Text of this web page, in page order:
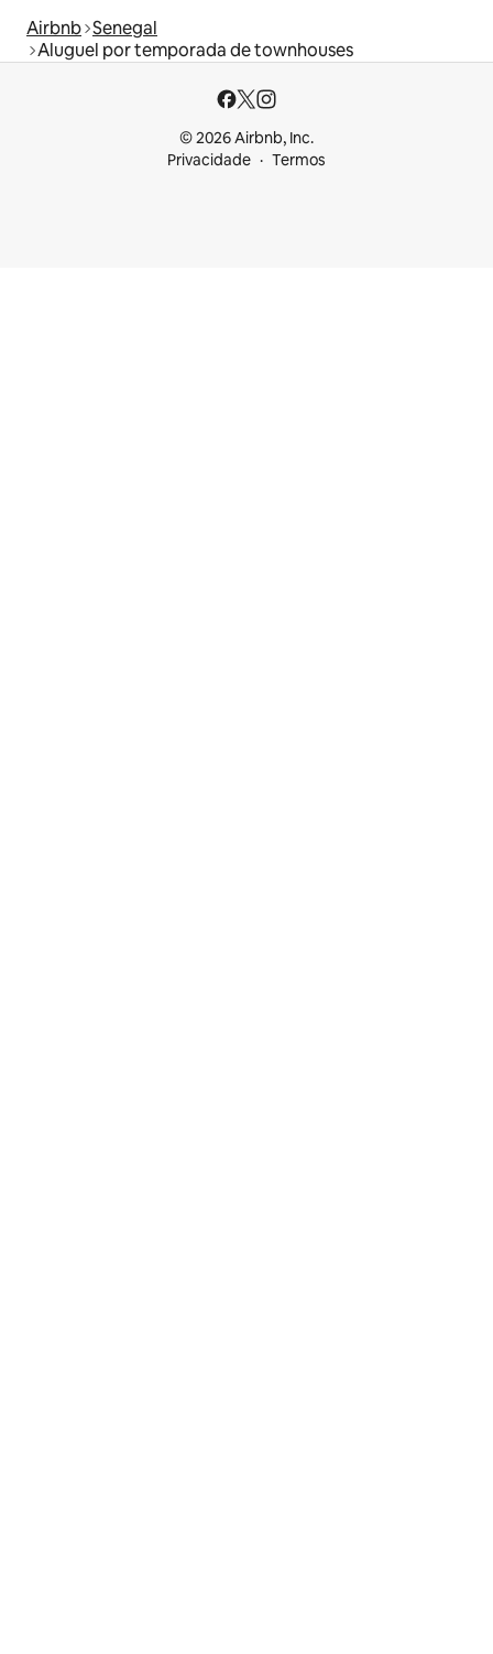
Airbnb Senegal
Aluguel por temporada de townhouses
© 2026 Airbnb, Inc.
Privacidade
Termos